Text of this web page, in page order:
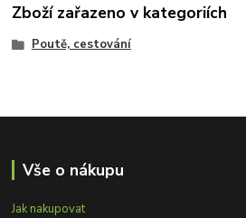
Zboží zařazeno v kategoriích
Poutě, cestování
Vše o nákupu
Jak nakupovat